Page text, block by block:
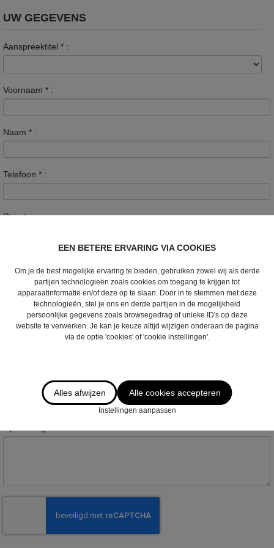
UW GEGEVENS
Aanspreektitel * :
Voornaam * :
Naam * :
Telefoon * :
Straat :
Postcode :
EEN BETERE ERVARING VIA COOKIES
Om je de best mogelijke ervaring te bieden, gebruiken zowel wij als derde
partijen technologieën zoals cookies om toegang te krijgen tot
apparaatinformatie en/of deze op te slaan. Door in te stemmen met deze
technologieën, stel je ons en derde partijen in de mogelijkheid
persoonlijke gegevens zoals browsegedrag of unieke ID's op deze
website te verwerken. Je kan je keuze altijd wijzigen onderaan de pagina
via de optie 'cookies' of 'cookie instellingen'.
Alles afwijzen Alle cookies accepteren
Instellingen aanpassen